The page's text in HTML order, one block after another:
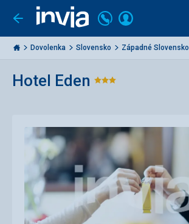
Ísť
späť
Invia.sk
Volajte
+421
2
3221
Prihlásiť
Dovolenka Slovensko Západné Slovensko
Hotel Eden Hodnotenie: